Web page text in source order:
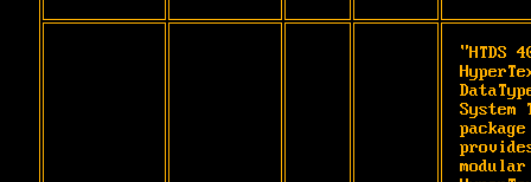
"HTDS
System
package
modular